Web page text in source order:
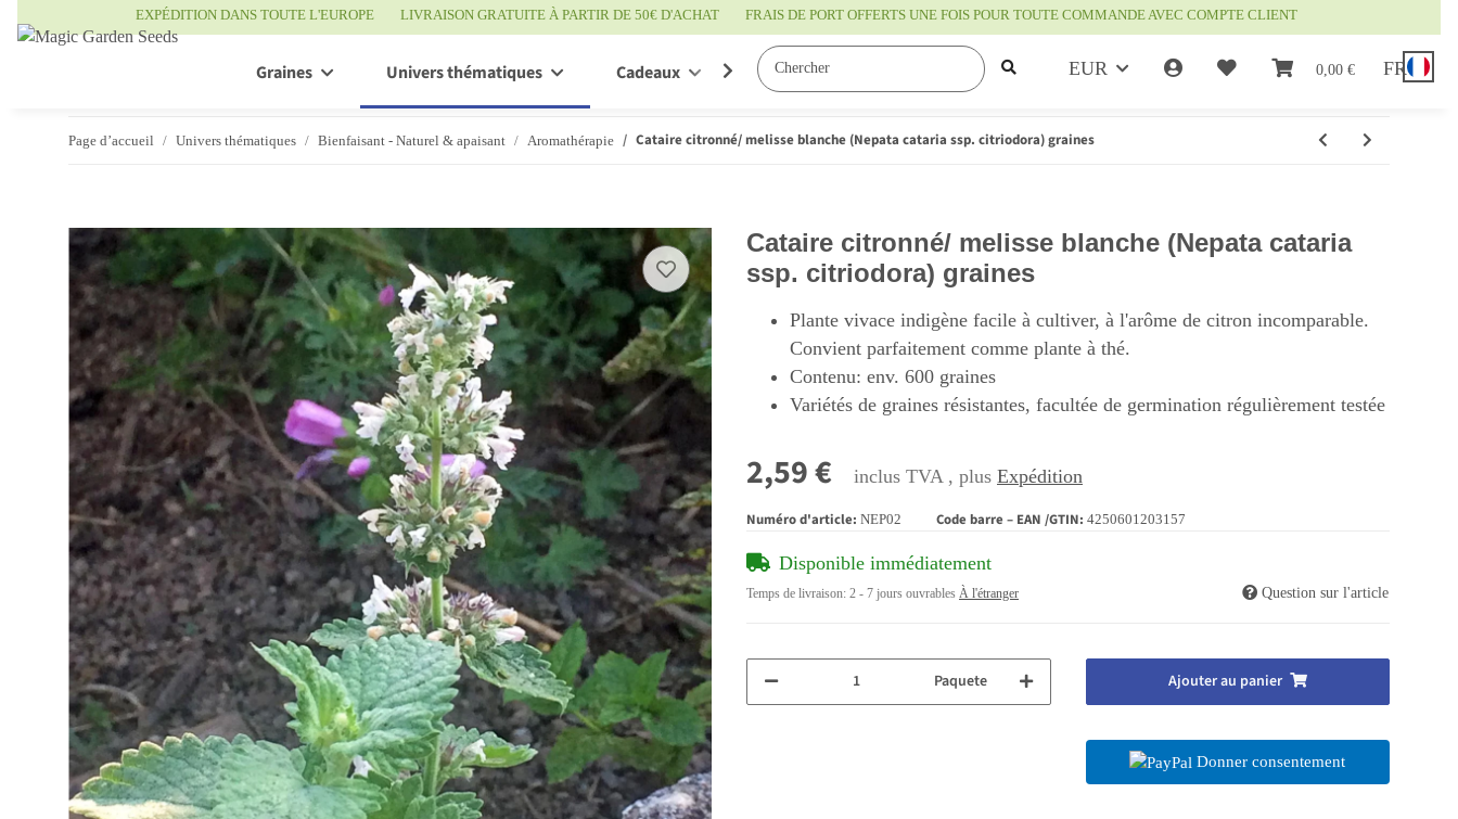
EXPÉDITION DANS TOUTE L'EUROPE LIVRAISON GRATUITE À PARTIR DE 50€ D'ACHAT FRAIS DE PORT OFFERTS UNE FOIS POUR TOUTE COMMANDE AVEC COMPTE CLIENT
EUR 0,00 € FR
Graines Univers thématiques Cadeaux Bon à savoir
Page d’accueil Univers thématiques Bienfaisant - Naturel & apaisant Aromathérapie Cataire citronné/ melisse blanche (Nepata cataria ssp. citriodora) graines
Cataire citronné/ melisse blanche (Nepata cataria
ssp. citriodora) graines
Plante vivace indigène facile à cultiver, à l'arôme de citron incomparable.
Convient parfaitement comme plante à thé.
Contenu: env. 600 graines
Variétés de graines résistantes, facultée de germination régulièrement testée
2,59 € inclus TVA , plus Expédition
Numéro d'article: NEP02 Code barre – EAN /GTIN: 4250601203157
Disponible immédiatement
Temps de livraison: 2 - 7 jours ouvrables À l'étranger Question sur l'article
Paquete Ajouter au panier
Donner consentement